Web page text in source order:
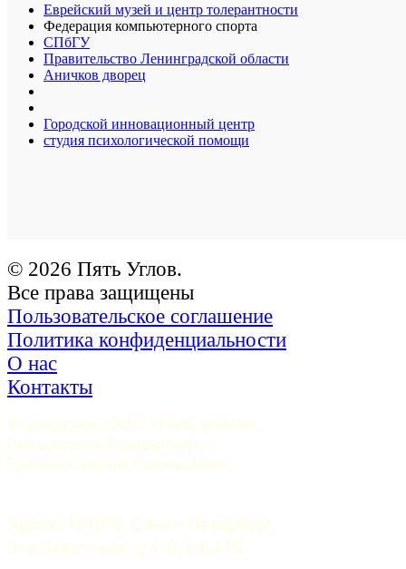
Еврейский музей и центр толерантности
Федерация компьютерного спорта
СПбГУ
Правительство Ленинградской области
Аничков дворец
Городской инновационный центр
студия психологической помощи
© 2026 Пять Углов.
Все права защищены
Пользовательское соглашение
Политика конфиденциальности
О нас
Контакты
Учредитель ООО «Пять углов».
Генеральный директор —
Грачев Сергей Викторович
Адрес: 191015, Санкт-Петербург,
9-я Советская, д.4-6, оф.415